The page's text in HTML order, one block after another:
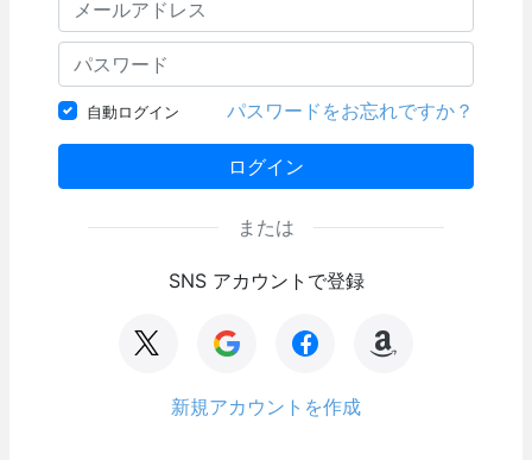
自動ログイン パスワードをお忘れですか？
ログイン
または
SNS アカウントで登録
新規アカウントを作成